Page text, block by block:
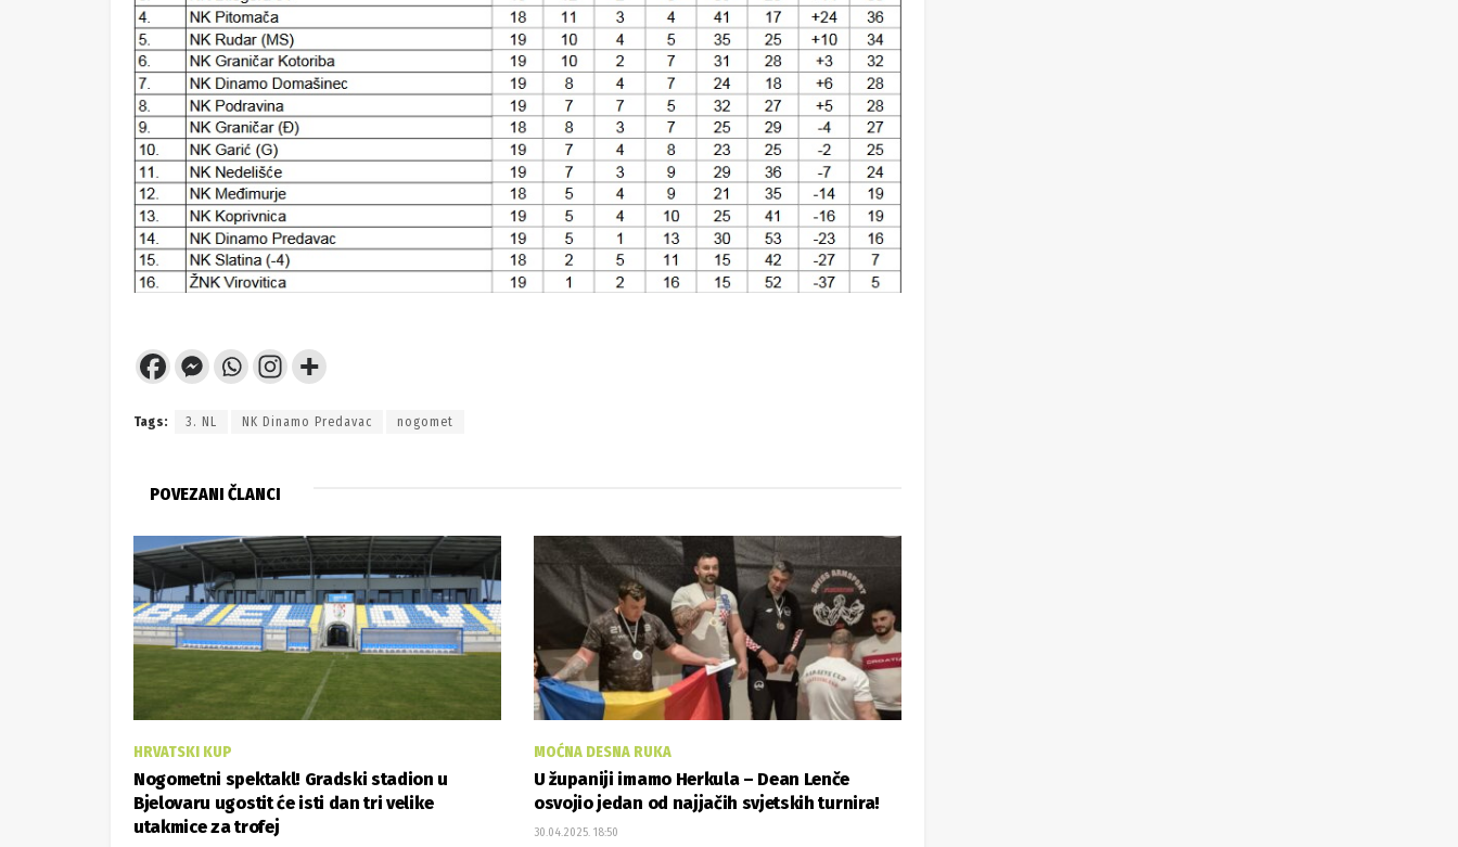
Tags: 3. NL NK Dinamo Predavac nogomet
POVEZANI ČLANCI
HRVATSKI KUP
Nogometni spektakl! Gradski stadion u
Bjelovaru ugostit će isti dan tri velike
utakmice za trofej
MOĆNA DESNA RUKA
U županiji imamo Herkula – Dean Lenče
osvojio jedan od najjačih svjetskih turnira!
30.04.2025. 18:50